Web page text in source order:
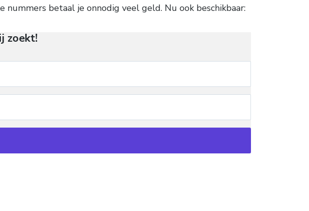
betaal je onnodig veel geld. Nu ook beschikbaar:
zoekt!